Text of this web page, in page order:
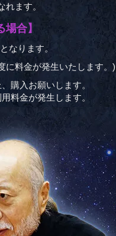
ます。
合】
なります。
に料金が発生いたします。)
購入お願いします。
料金が発生します。